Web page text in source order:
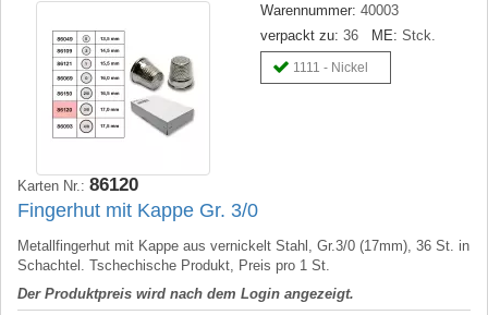
Warennummer: 40003
verpackt zu: 36 ME: Stck.
1111 - Nickel
Karten Nr.: 86120
Fingerhut mit Kappe Gr. 3/0
Metallfingerhut mit Kappe aus vernickelt Stahl, Gr.3/0 (17mm), 36 St. in
Schachtel. Tschechische Produkt, Preis pro 1 St.
Der Produktpreis wird nach dem Login angezeigt.